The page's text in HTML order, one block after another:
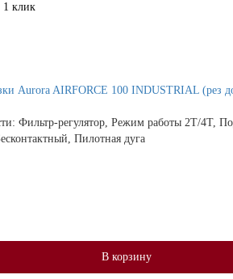
1 клик
Aurora AIRFORCE 100 INDUSTRIAL (рез
Фильтр-регулятор, Режим работы 2Т/4Т,
Пилотная дуга
В корзину